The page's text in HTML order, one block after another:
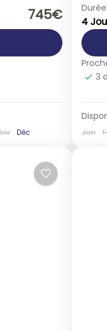
745€
Déc
1-
Durée
4
3
Jan